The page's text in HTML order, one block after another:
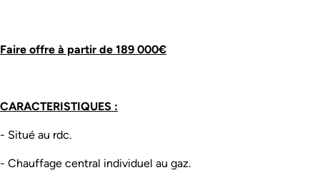
Faire offre à partir de 189 000€
CARACTERISTIQUES :
- Situé au rdc.
- Chauffage central individuel au gaz.